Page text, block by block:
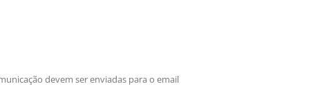
devem ser enviadas para o email